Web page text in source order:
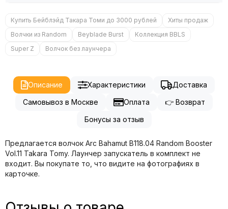
Купить Бейблэйд Такара Томи до 3000 рублей
Хиты продаж
Волчки из Random
Beyblade Burst
Коллекция BBLS
Super Z
Волчок без лаунчера
Описание Характеристики
Доставка
Самовывоз в Москве
Оплата
👉 Возврат
Бонусы за отзыв
Предлагается волчок Arc Bahamut B118.04 Random Booster
Vol.11 Takara Tomy. Лаунчер запускатель в комплект не
входит. Вы покупате то, что видите на фотографиях в
карточке.